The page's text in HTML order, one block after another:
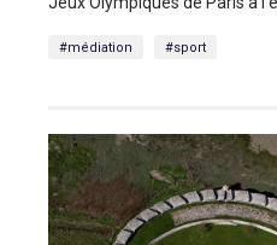
#médiation #sport